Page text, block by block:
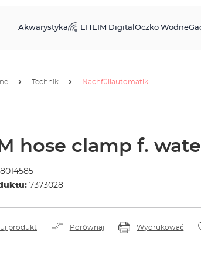
Akwarystyka EHEIM Digital Oczko Wodne
Technik Nachfüllautomatik
hose clamp f.
7373028
produkt Porównaj Wydrukować